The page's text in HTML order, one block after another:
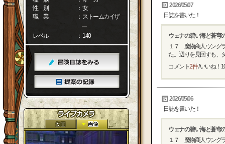
性 別
： 女
職 業
： ストームカイザ
ー
レベル
： 140
2026/05/07
日誌を書いた！
ウェナの碧い海と蒼穹
１７ 魔物商人ウング
た。辺りを見回すも、
コメント2件/ いいね！
2026/05/06
日誌を書いた！
ウェナの碧い海と蒼穹
１７ 魔物商人ウング